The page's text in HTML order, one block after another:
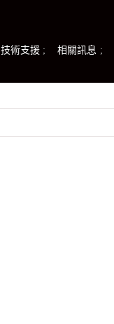
技術支援 相關訊息